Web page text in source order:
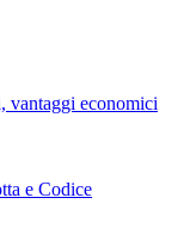
vantaggi economici
e Codice